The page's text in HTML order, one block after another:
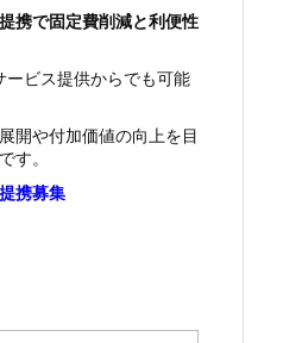
携で固定費削減と利便性
ービス提供からでも可能
開や付加価値の向上を目
す。
携募集